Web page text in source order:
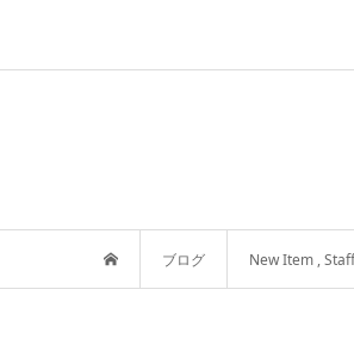
ブログ New Item ,